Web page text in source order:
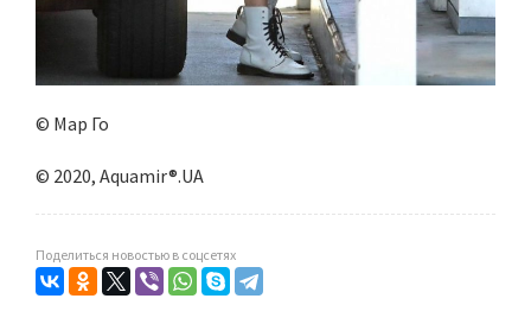
© Мар Го
© 2020, Aquamir®.UA
Поделиться новостью в соцсетях